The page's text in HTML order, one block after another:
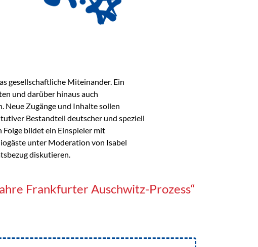
gesellschaftliche Miteinander. Ein
und darüber hinaus auch
Neue Zugänge und Inhalte sollen
Bestandteil deutscher und speziell
bildet ein Einspieler mit
unter Moderation von Isabel
diskutieren.
Frankfurter Auschwitz-Prozess“